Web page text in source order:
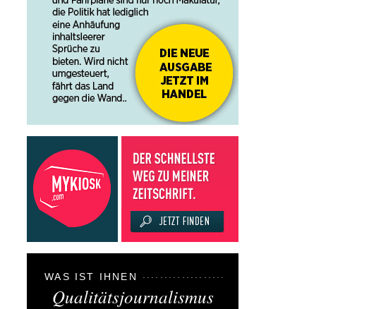
WAS IST IHNEN
Qualitätsjournalismus